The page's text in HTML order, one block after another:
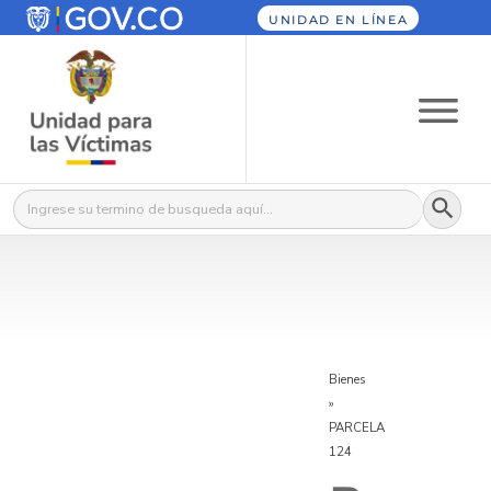
UNIDAD EN LÍNEA
Buscar: Botón
Bienes
»
PARCELA
124